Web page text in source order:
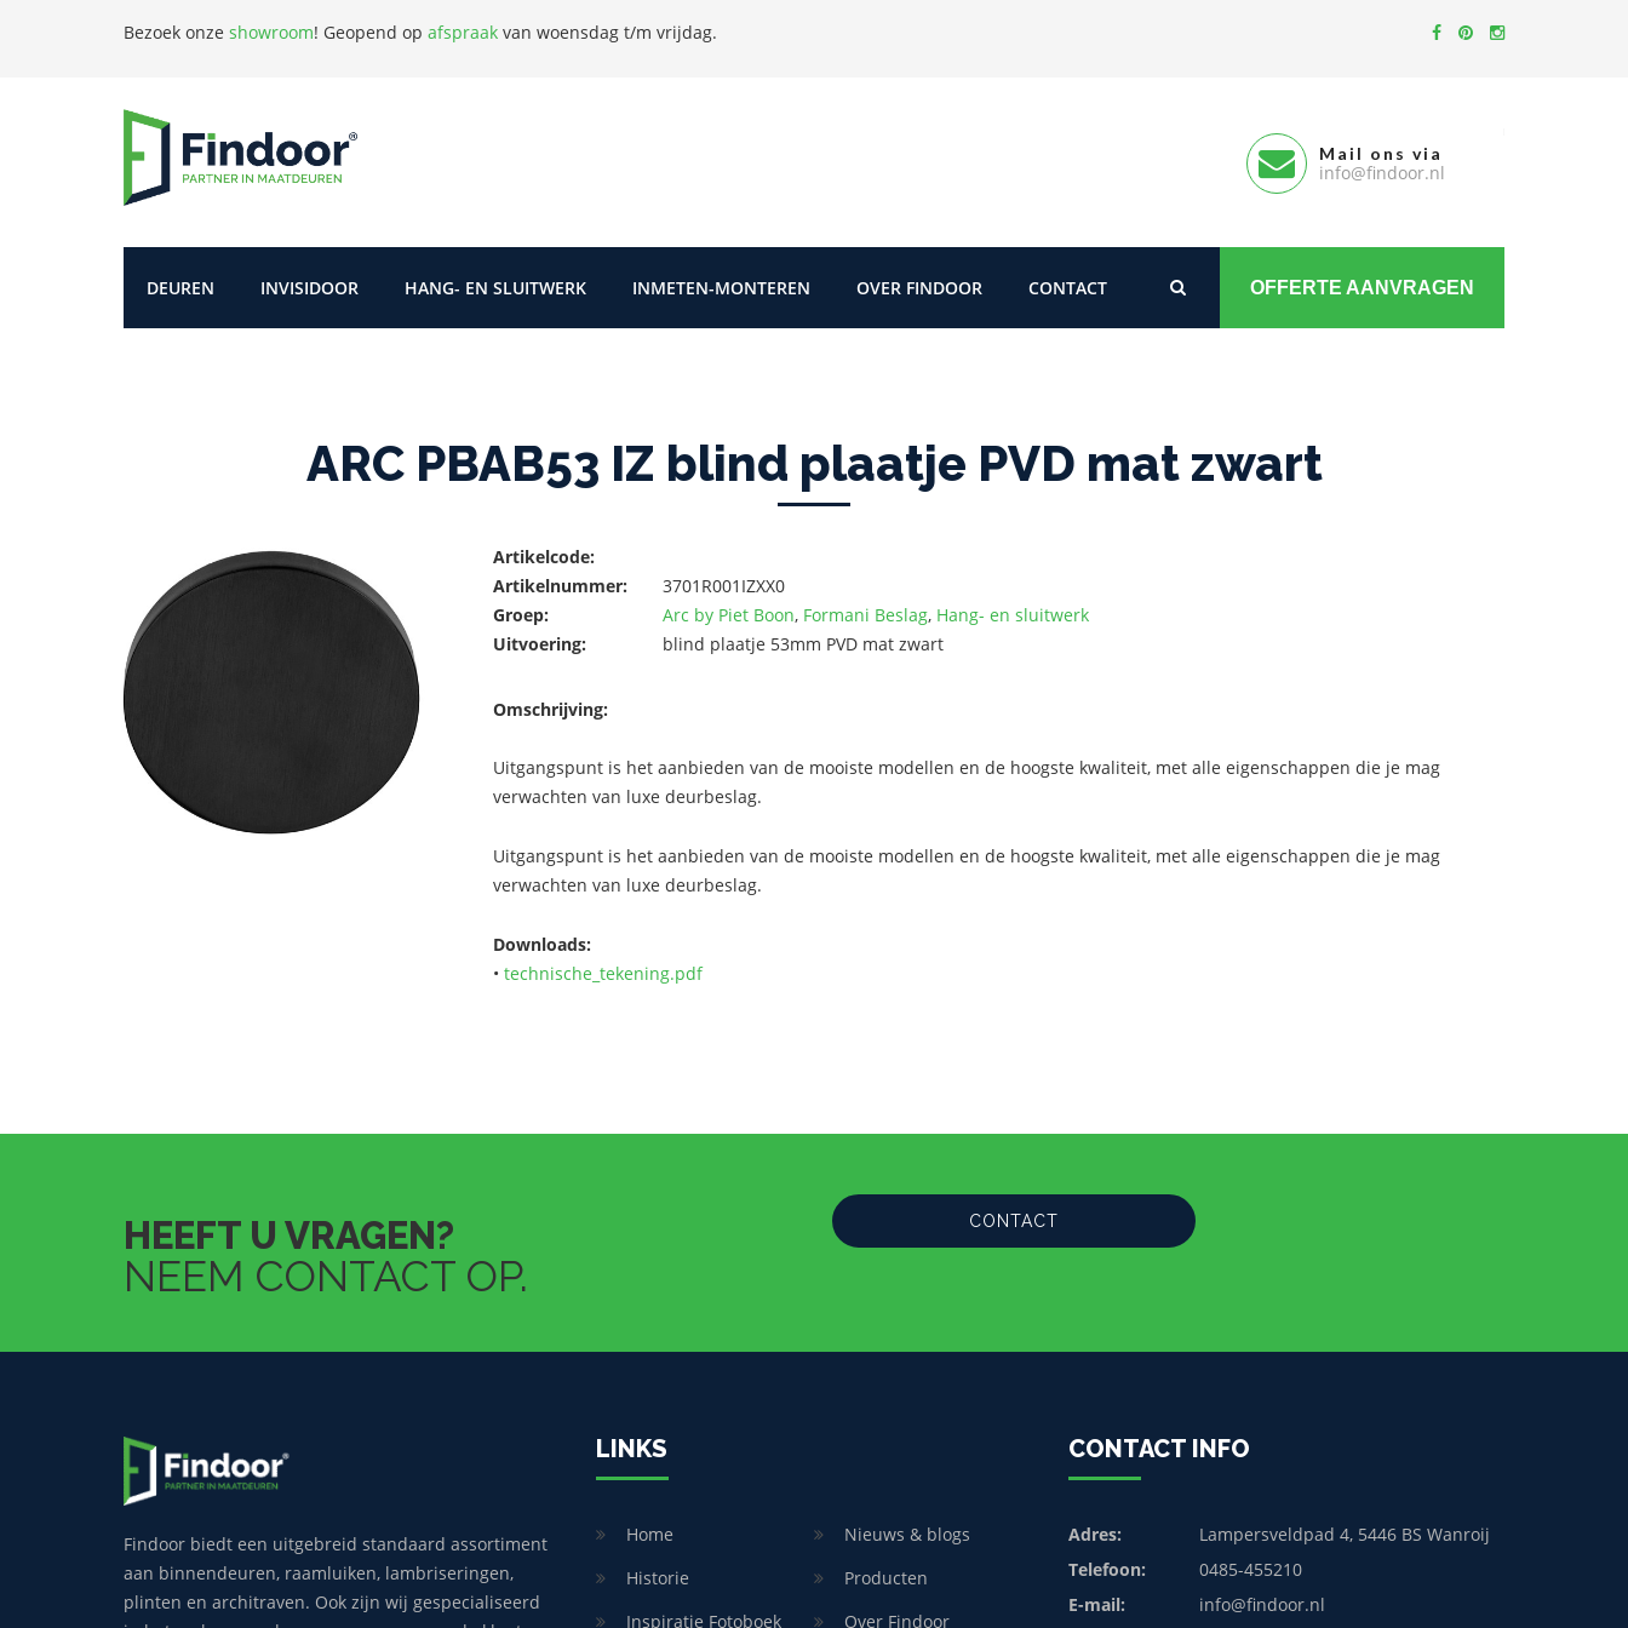
Bezoek onze showroom! Geopend op afspraak van woensdag t/m vrijdag.
Mail ons via
info@findoor.nl
DEUREN INVISIDOOR HANG- EN SLUITWERK INMETEN-MONTEREN OVER FINDOOR CONTACT OFFERTE AANVRAGEN
ARC PBAB53 IZ blind plaatje PVD mat zwart
Artikelcode:
Artikelnummer:
3701R001IZXX0
Groep:
Arc by Piet Boon, Formani Beslag, Hang- en sluitwerk
Uitvoering:
blind plaatje 53mm PVD mat zwart
Omschrijving:
Uitgangspunt is het aanbieden van de mooiste modellen en de hoogste kwaliteit, met alle eigenschappen die je mag
verwachten van luxe deurbeslag.
Uitgangspunt is het aanbieden van de mooiste modellen en de hoogste kwaliteit, met alle eigenschappen die je mag
verwachten van luxe deurbeslag.
Downloads:
• technische_tekening.pdf
HEEFT U VRAGEN?
NEEM CONTACT OP.
CONTACT
Findoor biedt een uitgebreid standaard assortiment
aan binnendeuren, raamluiken, lambriseringen,
plinten en architraven. Ook zijn wij gespecialiseerd
LINKS
Home
Nieuws & blogs
Historie
Producten
Inspiratie Fotoboek
Over Findoor
CONTACT INFO
Adres:
Lampersveldpad 4, 5446 BS Wanroij
Telefoon:
0485-455210
E-mail:
info@findoor.nl